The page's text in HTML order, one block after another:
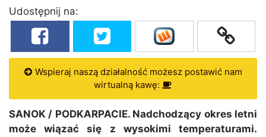
Udostępnij na:
Wspieraj naszą działalność możesz postawić nam
wirtualną kawę:
SANOK / PODKARPACIE. Nadchodzący okres letni
może wiązać się z wysokimi temperaturami.